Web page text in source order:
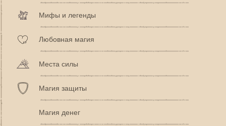
Мифы и легенды
Любовная магия
Места силы
Магия защиты
Магия денег